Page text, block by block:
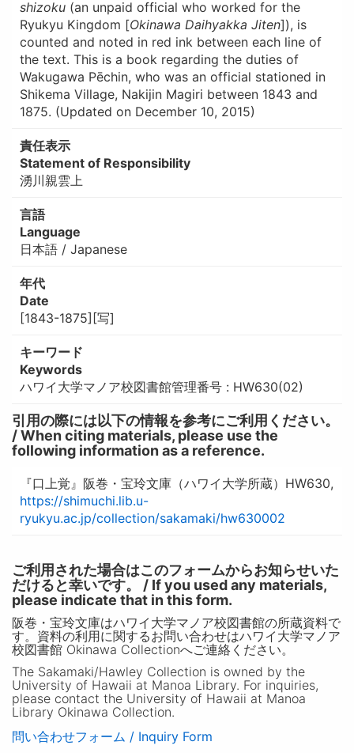
shizoku(an unpaid official who worked for the
Ryukyu Kingdom [Okinawa Daihyakka Jiten]), is
counted and noted in red ink between each line of
the text. This is a book regarding the duties of
Wakugawa Pēchin, who was an official stationed in
Shikema Village, Nakijin Magiri between 1843 and
1875. (Updated on December 10, 2015)
責任表示
Statement of Responsibility
湧川親雲上
言語
Language
日本語 / Japanese
年代
Date
[1843-1875][写]
キーワード
Keywords
ハワイ大学マノア校図書館管理番号 : HW630(02)
引用の際には以下の情報を参考にご利用ください。
/ When citing materials, please use the
following information as a reference.
『口上覚』阪巻・宝玲文庫（ハワイ大学所蔵）HW630,
https://shimuchi.lib.u-
ryukyu.ac.jp/collection/sakamaki/hw630002
ご利用された場合はこのフォームからお知らせいた
だけると幸いです。 / If you used any materials,
please indicate that in this form.
阪巻・宝玲文庫はハワイ大学マノア校図書館の所蔵資料で
す。資料の利用に関するお問い合わせはハワイ大学マノア
校図書館 Okinawa Collectionへご連絡ください。
The Sakamaki/Hawley Collection is owned by the
University of Hawaii at Manoa Library. For inquiries,
please contact the University of Hawaii at Manoa
Library Okinawa Collection.
問い合わせフォーム / Inquiry Form